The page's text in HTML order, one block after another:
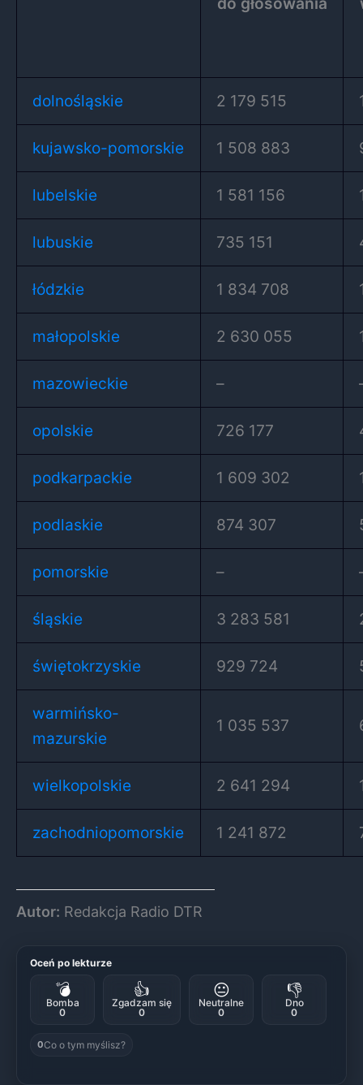
dolnośląskie 2 179 515
kujawsko-pomorskie 1 508 883
lubelskie 1 581 156
lubuskie 735 151
łódzkie 1 834 708
małopolskie 2 630 055
mazowieckie –
opolskie 726 177
podkarpackie 1 609 302
podlaskie 874 307
pomorskie –
śląskie 3 283 581
świętokrzyskie 929 724
warmińsko-
mazurskie
1 035 537
wielkopolskie 2 641 294
zachodniopomorskie 1 241 872
Autor: Redakcja Radio DTR
Oceń po lekturze
💣
Bomba
0
👍
Zgadzam się
0
😐
Neutralne
0
👎
Dno
0
0Co o tym myślisz?